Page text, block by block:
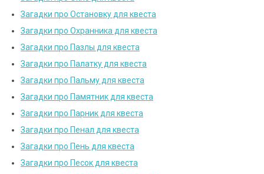
Загадки про Остановку для квеста
Загадки про Охранника для квеста
Загадки про Пазлы для квеста
Загадки про Палатку для квеста
Загадки про Пальму для квеста
Загадки про Памятник для квеста
Загадки про Парник для квеста
Загадки про Пенал для квеста
Загадки про Пень для квеста
Загадки про Песок для квеста